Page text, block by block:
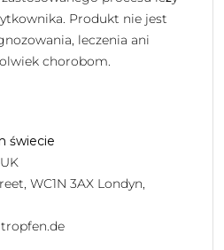
Produkt nie jest
leczenia ani
chorobom.
świecie
WC1N 3AX Londyn,